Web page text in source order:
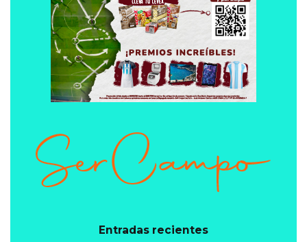
Entradas recientes